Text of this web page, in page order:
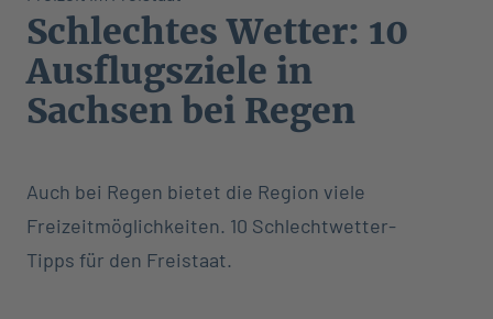
Schlechtes Wetter: 10
Ausflugsziele in
Sachsen bei Regen
Auch bei Regen bietet die Region viele
Freizeitmöglichkeiten. 10 Schlechtwetter-
Tipps für den Freistaat.